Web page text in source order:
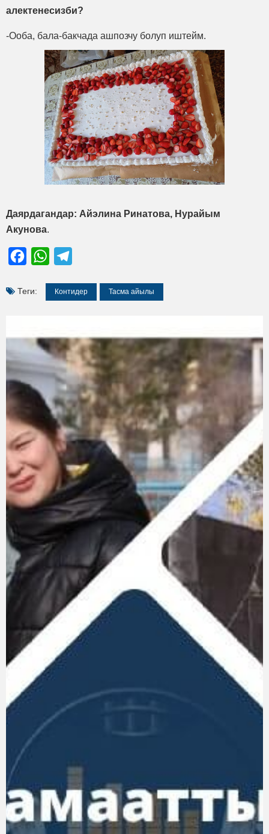
алектенесизби?
-Ооба, бала-бакчада ашпозчу болуп иштейм.
Даярдагандар: Айэлина Ринатова, Нурайым
Акунова.
FacebookWhatsApp
Теги: Контидер Тасма айылы